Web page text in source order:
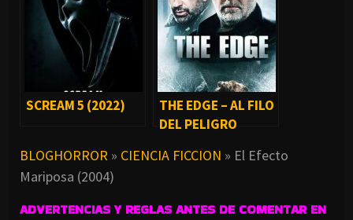
SCREAM 5 (2022)
THE EDGE – AL FILO
DEL PELIGRO
BLOGHORROR » CIENCIA FICCION » El Efecto
Mariposa (2004)
ADVERTENCIAS Y REGLAS ANTES DE COMENTAR EN